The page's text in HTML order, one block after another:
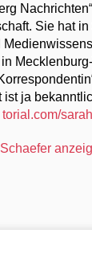
Sie hat
ist ja
torial.com/